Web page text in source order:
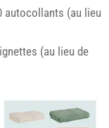
autocollants (au lieu
(au lieu de